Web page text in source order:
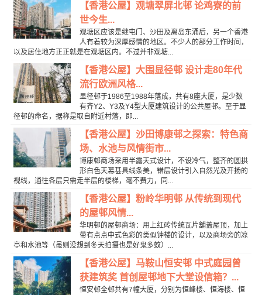
【香港公屋】观塘翠屏北邨 论鸡寮的前
世今生...
观塘区应该是继屯门、沙田及离岛东涌后，另一个香港
人有着较为深厚感情的地区。不少人的部分工作时间，
以及居住地方正正就是在观塘区内。不过并非观塘...
【香港公屋】大围显径邨 设计走80年代
流行欧洲风格...
显径邨于1986至1988年落成，共有8座大厦，是少数
有齐Y2、Y3及Y4型大厦建筑设计的公共屋邨。至于显
径邨的命名，据称是取自附近村落，即...
【香港公屋】沙田博康邨之探索：特色商
场、水池与风情街市...
博康邨商场采用半露天式设计，不设冷气，整齐的圆拱
形白色天幕甚具线条美，错层设计引入自然光及开扬的
视线，通往各层只需走半层的楼梯，毫不费力，同...
【香港公屋】粉岭华明邨 从传统到现代
的屋邨风情...
华明邨的屋邨商场：用上红砖传统瓦片舖盖屋顶，加上
带有点点中式色彩的类似钟楼的设计，以及商场旁的凉
亭和水池等（虽则没想到冬天拍摄也是好鬼多蚊）...
【香港公屋】马鞍山恒安邨 中式庭园曾
获建筑奖 首创屋邨地下大堂设信箱？...
恒安邨全邨共有7幢大厦，分别为恒峰楼、恒海楼、恒